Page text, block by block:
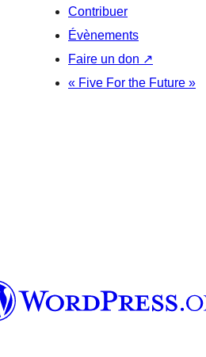
Contribuer
Évènements
Faire un don ↗
« Five For the Future »